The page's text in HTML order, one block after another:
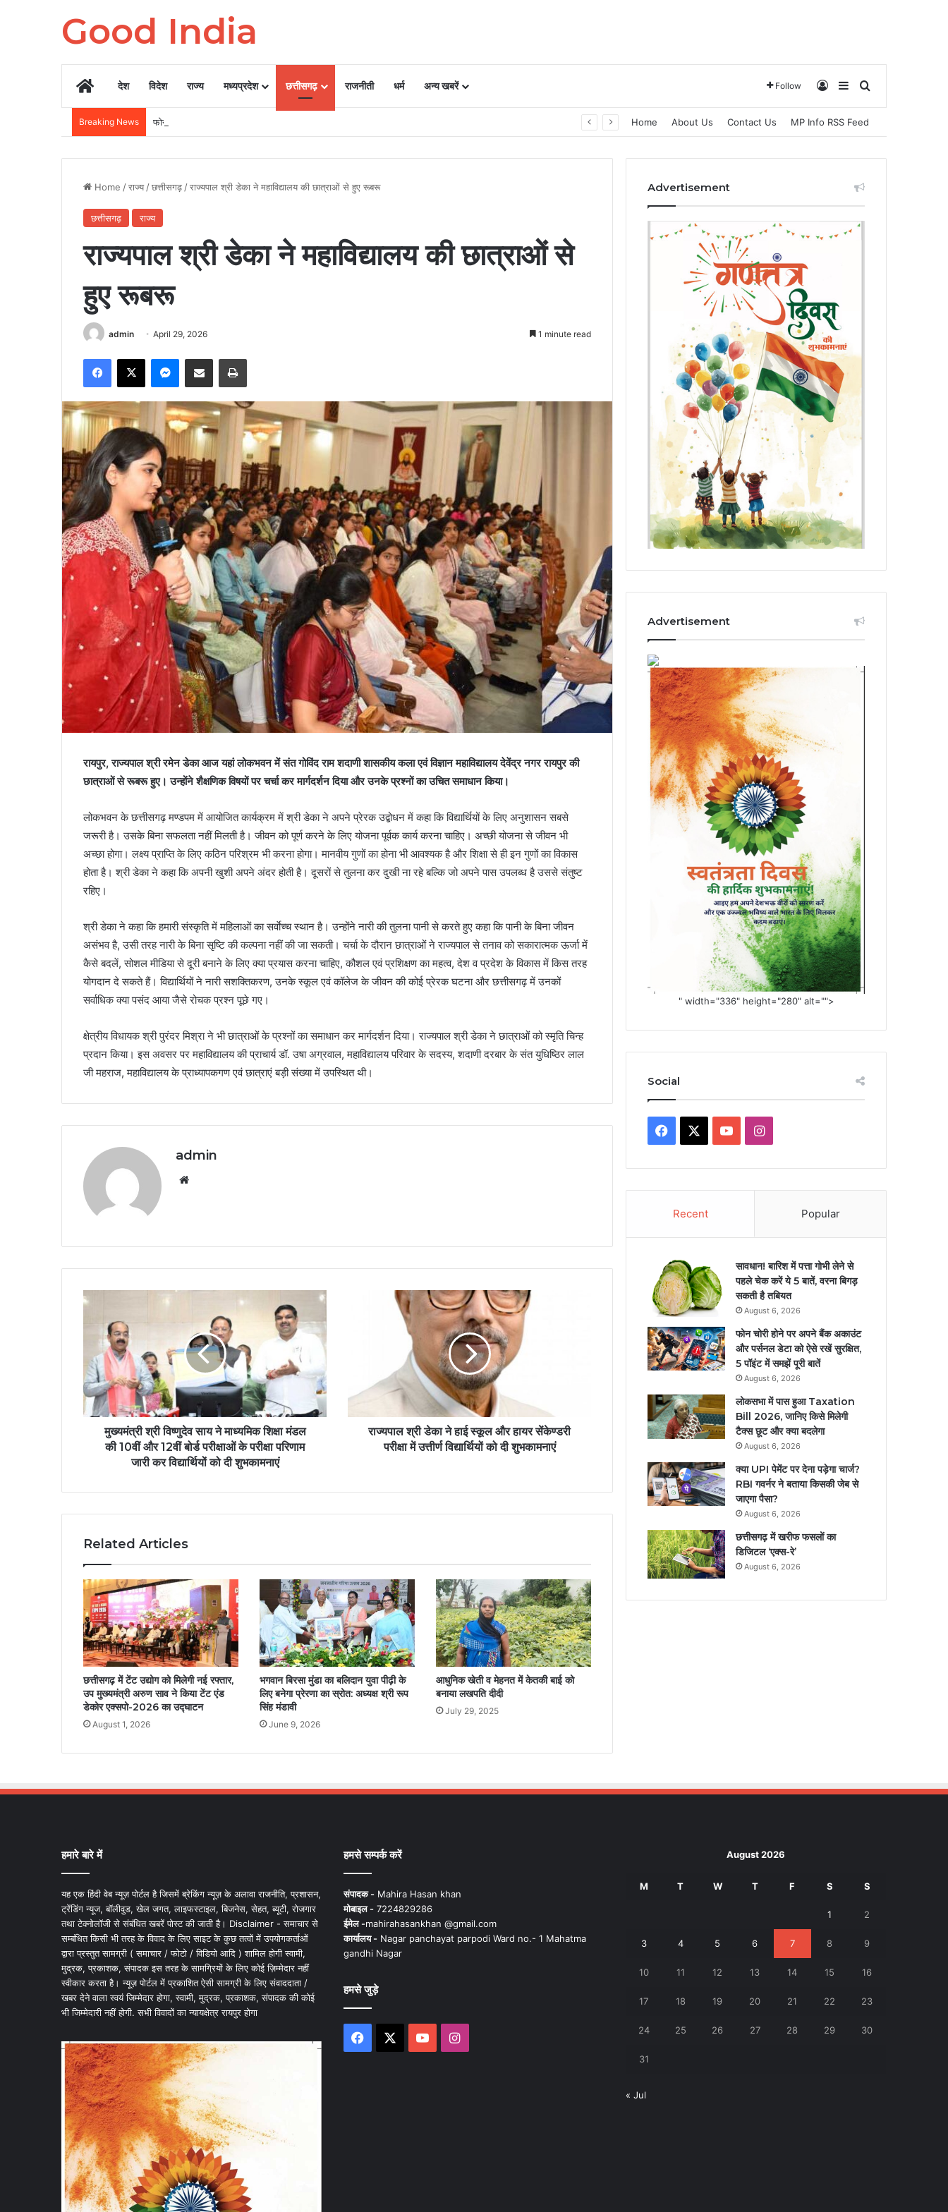
Good India
Homeदेश विदेश राज्य मध्यप्रदेश छत्तीसगढ़ राजनीती धर्म अन्य खबरें Follow Log InSidebarSearch for
Breaking News फोन चोरी होने पर अपने बैंक अकाउंट और पर्सनल डेटा को ऐसे रखें सुरक्षित, 5 पॉइंट में समझें पूरी बातें Home About Us Contact Us MP Info RSS Feed
Home /राज्य /छत्तीसगढ़ /राज्यपाल श्री डेका ने महाविद्यालय की छात्राओं से हुए रूबरू
छत्तीसगढ़ राज्य
राज्यपाल श्री डेका ने महाविद्यालय की छात्राओं से
हुए रूबरू
admin April 29, 2026 1 minute read
Facebook
X Messenger
Share via Email Print
रायपुर, राज्यपाल श्री रमेन डेका आज यहां लोकभवन में संत गोविंद राम शदाणी शासकीय कला एवं विज्ञान महाविद्यालय देवेंद्र नगर रायपुर की
छात्राओं से रूबरू हुए। उन्होंने शैक्षणिक विषयों पर चर्चा कर मार्गदर्शन दिया और उनके प्रश्नों का उचित समाधान किया।
लोकभवन के छत्तीसगढ़ मण्डपम में आयोजित कार्यक्रम में श्री डेका ने अपने प्रेरक उद्बोधन में कहा कि विद्यार्थियों के लिए अनुशासन सबसे
जरूरी है। उसके बिना सफलता नहीं मिलती है। जीवन को पूर्ण करने के लिए योजना पूर्वक कार्य करना चाहिए। अच्छी योजना से जीवन भी
अच्छा होगा। लक्ष्य प्राप्ति के लिए कठिन परिश्रम भी करना होगा। मानवीय गुणों का होना भी आवश्यक है और शिक्षा से ही इन गुणों का विकास
होता है। श्री डेका ने कहा कि अपनी खुशी अपने अंदर होती है। दूसरों से तुलना कर दुखी ना रहे बल्कि जो अपने पास उपलब्ध है उससे संतुष्ट
रहिए।
श्री डेका ने कहा कि हमारी संस्कृति में महिलाओं का सर्वाेच्च स्थान है। उन्होंने नारी की तुलना पानी से करते हुए कहा कि पानी के बिना जीवन
असंभव है, उसी तरह नारी के बिना सृष्टि की कल्पना नहीं की जा सकती। चर्चा के दौरान छात्राओं ने राज्यपाल से तनाव को सकारात्मक ऊर्जा में
कैसे बदलें, सोशल मीडिया से दूरी बनाने के लिए क्या प्रयास करना चाहिए, कौशल एवं प्रशिक्षण का महत्व, देश व प्रदेश के विकास में किस तरह
योगदान दे सकते हैं। विद्यार्थियों ने नारी सशक्तिकरण, उनके स्कूल एवं कॉलेज के जीवन की कोई प्रेरक घटना और छत्तीसगढ़ में उनकों
सर्वाधिक क्या पसंद आया जैसे रोचक प्रश्न पूछे गए।
क्षेत्रीय विधायक श्री पुरंदर मिश्रा ने भी छात्राओं के प्रश्नों का समाधान कर मार्गदर्शन दिया। राज्यपाल श्री डेका ने छात्राओं को स्मृति चिन्ह
प्रदान किया। इस अवसर पर महाविद्यालय की प्राचार्य डॉ. उषा अग्रवाल, महाविद्यालय परिवार के सदस्य, शदाणी दरबार के संत युधिष्ठिर लाल
जी महराज, महाविद्यालय के प्राध्यापकगण एवं छात्राएं बड़ी संख्या में उपस्थित थी।
admin
मुख्यमंत्री श्री विष्णुदेव साय ने माध्यमिक शिक्षा मंडल
की 10वीं और 12वीं बोर्ड परीक्षाओं के परीक्षा परिणाम
जारी कर विद्यार्थियों को दी शुभकामनाएं
राज्यपाल श्री डेका ने हाई स्कूल और हायर सेंकेण्डरी
परीक्षा में उत्तीर्ण विद्यार्थियों को दी शुभकामनाएं
Related Articles
छत्तीसगढ़ में टेंट उद्योग को मिलेगी नई रफ्तार,
उप मुख्यमंत्री अरुण साव ने किया टेंट एंड
डेकोर एक्सपो-2026 का उद्घाटन
August 1, 2026
भगवान बिरसा मुंडा का बलिदान युवा पीढ़ी के
लिए बनेगा प्रेरणा का स्रोत: अध्यक्ष श्री रूप
सिंह मंडावी
June 9, 2026
आधुनिक खेती व मेहनत में केतकी बाई को
बनाया लखपति दीदी
July 29, 2025
Advertisement
Advertisement
" width="336" height="280" alt="">
Social
Facebook YouTubeInstagram
Recent Popular
सावधान! बारिश में पत्ता गोभी लेने से
पहले चेक करें ये 5 बातें, वरना बिगड़
सकती है तबियत
August 6, 2026
फोन चोरी होने पर अपने बैंक अकाउंट
और पर्सनल डेटा को ऐसे रखें सुरक्षित,
5 पॉइंट में समझें पूरी बातें
August 6, 2026
लोकसभा में पास हुआ Taxation
Bill 2026, जानिए किसे मिलेगी
टैक्स छूट और क्या बदलेगा
August 6, 2026
क्या UPI पेमेंट पर देना पड़ेगा चार्ज?
RBI गवर्नर ने बताया किसकी जेब से
जाएगा पैसा?
August 6, 2026
छत्तीसगढ़ में खरीफ फसलों का
डिजिटल ‘एक्स-रे’
August 6, 2026
हमारे बारे में
यह एक हिंदी वेब न्यूज़ पोर्टल है जिसमें ब्रेकिंग न्यूज़ के अलावा राजनीति, प्रशासन,
ट्रेंडिंग न्यूज, बॉलीवुड, खेल जगत, लाइफस्टाइल, बिजनेस, सेहत, ब्यूटी, रोजगार
तथा टेक्नोलॉजी से संबंधित खबरें पोस्ट की जाती है। Disclaimer - समाचार से
सम्बंधित किसी भी तरह के विवाद के लिए साइट के कुछ तत्वों में उपयोगकर्ताओं
द्वारा प्रस्तुत सामग्री ( समाचार / फोटो / विडियो आदि ) शामिल होगी स्वामी,
मुद्रक, प्रकाशक, संपादक इस तरह के सामग्रियों के लिए कोई ज़िम्मेदार नहीं
स्वीकार करता है। न्यूज़ पोर्टल में प्रकाशित ऐसी सामग्री के लिए संवाददाता /
खबर देने वाला स्वयं जिम्मेदार होगा, स्वामी, मुद्रक, प्रकाशक, संपादक की कोई
भी जिम्मेदारी नहीं होगी. सभी विवादों का न्यायक्षेत्र रायपुर होगा
हमसे सम्पर्क करें
संपादक -Mahira Hasan khan
मोबाइल -7224829286
ईमेल -mahirahasankhan @gmail.com
कार्यालय -Nagar panchayat parpodi Ward no.- 1 Mahatma
gandhi Nagar
हमसे जुड़े
Facebook YouTubeInstagram
August 2026
M T W T F S S
1 2
3 4 5 6 7 8 9
10 11 12 13 14 15 16
17 18 19 20 21 22 23
24 25 26 27 28 29 30
31
« Jul